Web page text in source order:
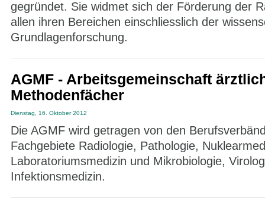
gegründet. Sie widmet sich der Förderung der
allen ihren Bereichen einschliesslich der
Grundlagenforschung.
AGMF - Arbeitsgemeinschaft
Methodenfächer
Dienstag, 16. Oktober 2012
Die AGMF wird getragen von den
Fachgebiete Radiologie, Pathologie,
Laboratoriumsmedizin und Mikrobiologie,
Infektionsmedizin.